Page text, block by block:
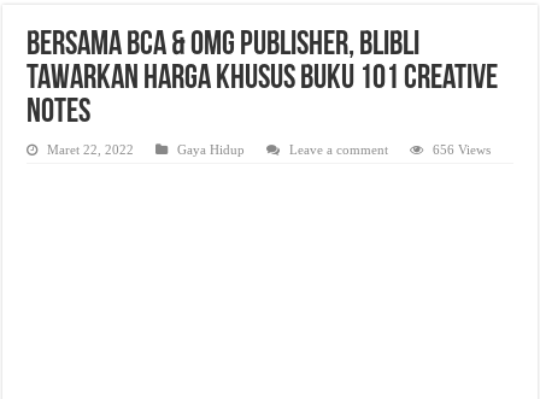
Dibutuhkan Marketing. Lamaran di-email ke redaksi@bisnisnasional.com
Bersama BCA & OMG Publisher, Blibli
Tawarkan Harga Khusus Buku 101 Creative
Notes
Maret 22, 2022 Gaya Hidup Leave a comment 656 Views